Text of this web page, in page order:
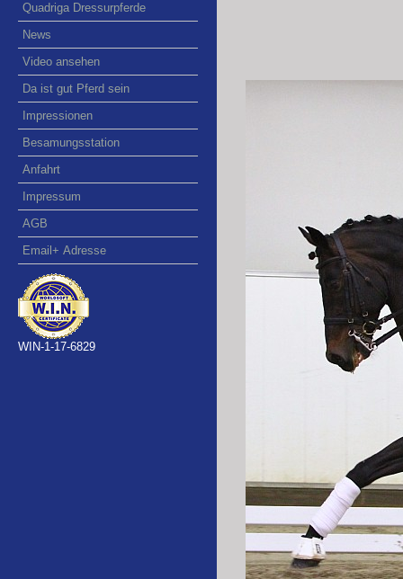
Quadriga Dressurpferde
News
Video ansehen
Da ist gut Pferd sein
Impressionen
Besamungsstation
Anfahrt
Impressum
AGB
Email+ Adresse
WIN-1-17-6829